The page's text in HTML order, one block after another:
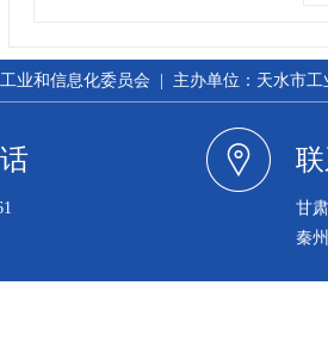
业和信息化委员会 | 主办单位：天水市
甘
秦